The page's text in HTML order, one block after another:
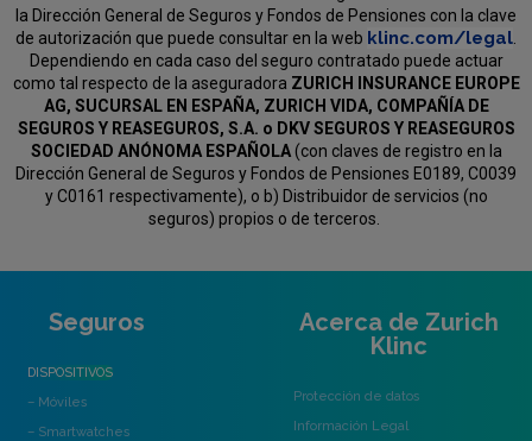
la Dirección General de Seguros y Fondos de Pensiones con la clave
de autorización que puede consultar en la web klinc.com/legal
Dependiendo en cada caso del seguro contratado puede actuar
como tal respecto de la aseguradora ZURICH INSURANCE EUROPE
AG, SUCURSAL EN ESPAÑA, ZURICH VIDA, COMPAÑÍA DE
SEGUROS Y REASEGUROS, S.A. o DKV SEGUROS Y REASEGUROS
SOCIEDAD ANÓNOMA ESPAÑOLA(con claves de registro en la
Dirección General de Seguros y Fondos de Pensiones E0189, C0039
y C0161 respectivamente), o b) Distribuidor de servicios (no
seguros) propios o de terceros.
Seguros
DISPOSITIVOS
– Móviles
– Smartwatches
Acerca de Zurich
Klinc
Protección de datos
Información Legal